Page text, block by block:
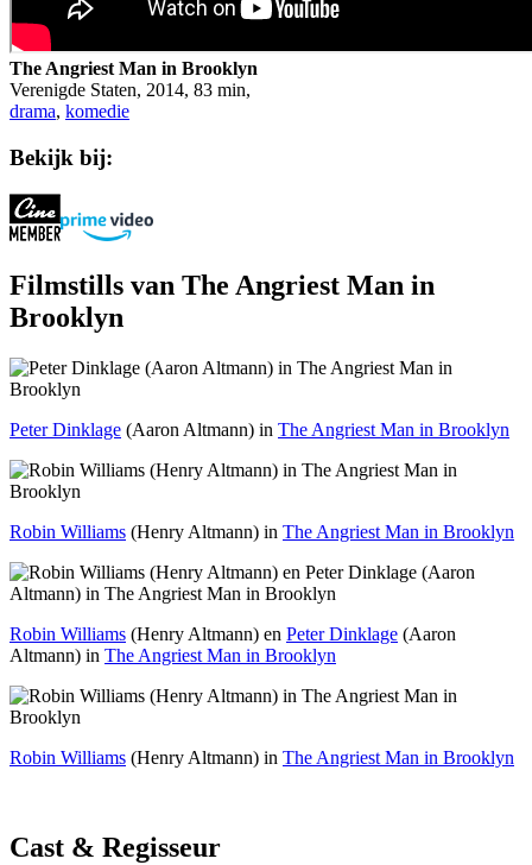
The Angriest Man in Brooklyn
Verenigde Staten, 2014, 83 min,
drama, komedie
Bekijk bij:
Filmstills van The Angriest Man in
Brooklyn
Peter Dinklage (Aaron Altmann) in The Angriest Man in Brooklyn
Robin Williams (Henry Altmann) in The Angriest Man in Brooklyn
Robin Williams (Henry Altmann) en Peter Dinklage (Aaron
Altmann) in The Angriest Man in Brooklyn
Robin Williams (Henry Altmann) in The Angriest Man in Brooklyn
Cast & Regisseur